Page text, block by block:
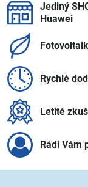
Jediný
Huawei
Rychlé
Letité
Rádi Vám